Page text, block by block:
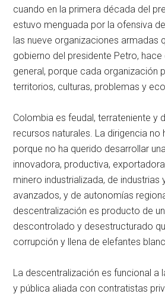
cuando en la primera década del
estuvo menguada por la ofensiva
las nueve organizaciones armadas
gobierno del presidente Petro, hace
general, porque cada organización
territorios, culturas, problemas y
Colombia es feudal, terrateniente y
recursos naturales. La dirigencia no
porque no ha querido desarrollar
innovadora, productiva,
minero industrializada, de industrias
avanzados, y de autonomías
descentralización es producto de
descontrolado y desestructurado
corrupción y llena de elefantes
La descentralización es funcional a
y pública aliada con contratistas